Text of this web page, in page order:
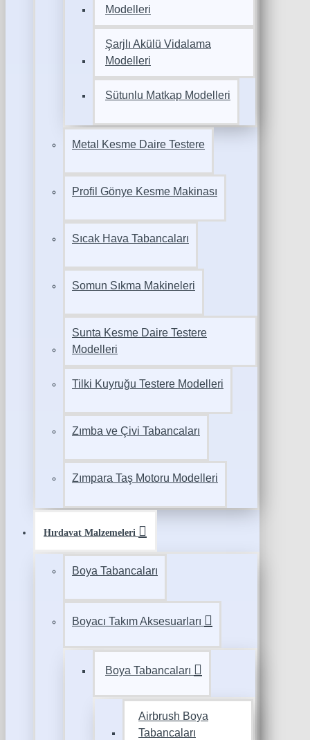
Modelleri
Şarjlı Akülü Vidalama
Modelleri
Sütunlu Matkap Modelleri
Metal Kesme Daire Testere
Profil Gönye Kesme Makinası
Sıcak Hava Tabancaları
Somun Sıkma Makineleri
Sunta Kesme Daire Testere
Modelleri
Tilki Kuyruğu Testere Modelleri
Zımba ve Çivi Tabancaları
Zımpara Taş Motoru Modelleri
Hırdavat Malzemeleri
Boya Tabancaları
Boyacı Takım Aksesuarları
Boya Tabancaları
Airbrush Boya
Tabancaları